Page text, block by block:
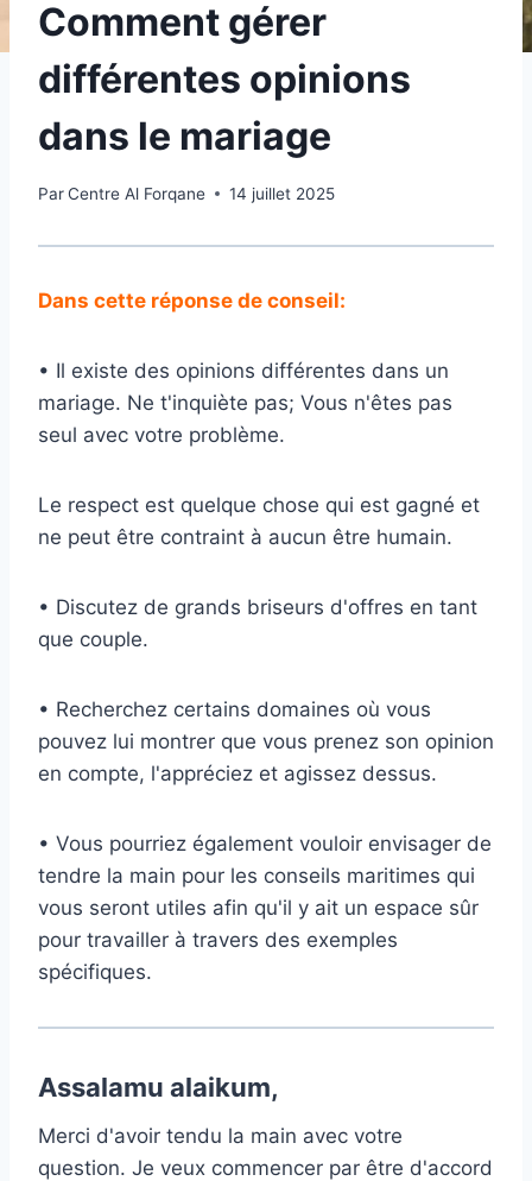
Comment gérer
différentes opinions
dans le mariage
ParCentre Al Forqane 14 juillet 2025
Dans cette réponse de conseil:
• Il existe des opinions différentes dans un
mariage. Ne t'inquiète pas; Vous n'êtes pas
seul avec votre problème.
Le respect est quelque chose qui est gagné et
ne peut être contraint à aucun être humain.
• Discutez de grands briseurs d'offres en tant
que couple.
• Recherchez certains domaines où vous
pouvez lui montrer que vous prenez son opinion
en compte, l'appréciez et agissez dessus.
• Vous pourriez également vouloir envisager de
tendre la main pour les conseils maritimes qui
vous seront utiles afin qu'il y ait un espace sûr
pour travailler à travers des exemples
spécifiques.
Assalamu alaikum,
Merci d'avoir tendu la main avec votre
question. Je veux commencer par être d'accord